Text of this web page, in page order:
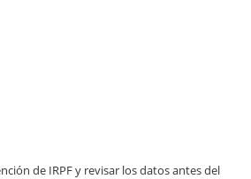
de IRPF y revisar los datos antes del